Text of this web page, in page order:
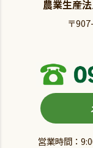
農業生産
〒
営業時間：